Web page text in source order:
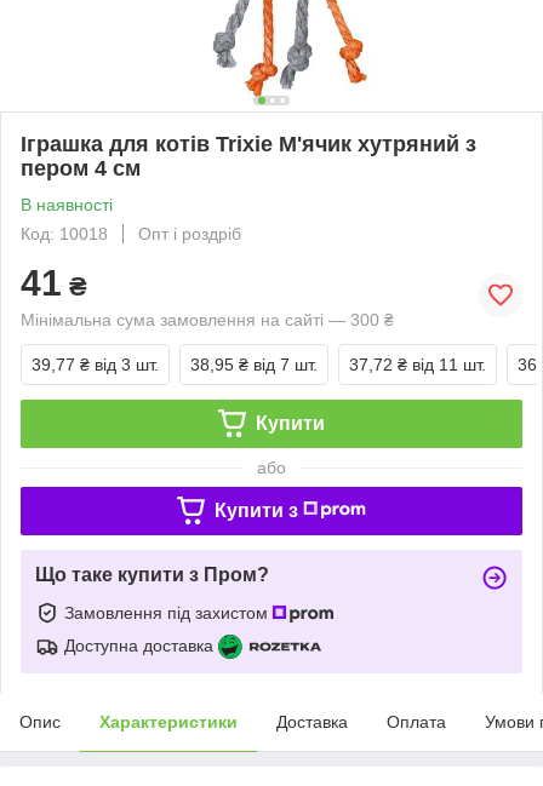
Іграшка для котів Trixie М'ячик хутряний з
пером 4 см
В наявності
Код: 10018
Опт і роздріб
41 ₴
Мінімальна сума замовлення на сайті — 300 ₴
39,77 ₴ від 3 шт. 38,95 ₴ від 7 шт. 37,72 ₴ від 11 шт.
Купити
або
Купити з
Що таке купити з Пром?
Замовлення під захистом
Доступна доставка
Опис Характеристики Доставка Оплата Умови